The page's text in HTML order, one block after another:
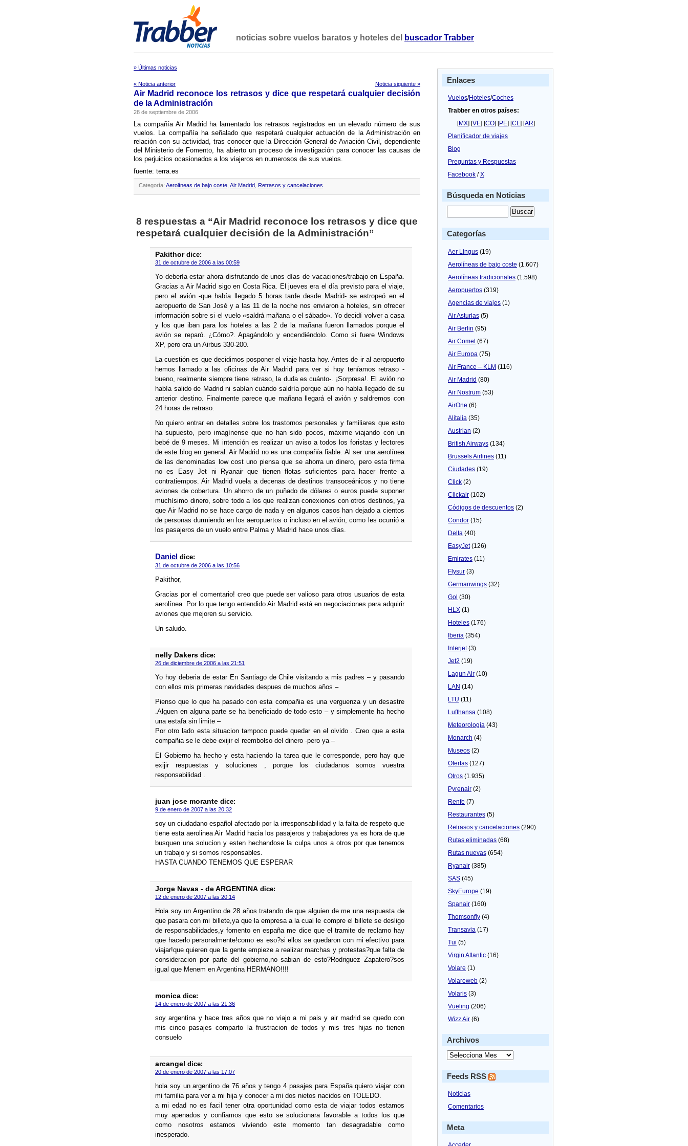
noticias sobre vuelos baratos y hoteles del buscador Trabber
» Últimas noticias
« Noticia anterior Noticia siguiente »
Air Madrid reconoce los retrasos y dice que respetará cualquier decisión
de la Administración
28 de septiembre de 2006
La compañí­a Air Madrid ha lamentado los retrasos registrados en un elevado número de sus
vuelos. La compañí­a ha señalado que respetará cualquier actuación de la Administración en
relación con su actividad, tras conocer que la Dirección General de Aviación Civil, dependiente
del Ministerio de Fomento, ha abierto un proceso de investigación para conocer las causas de
los perjuicios ocasionados a los viajeros en numerosos de sus vuelos.
fuente: terra.es
Categoría: Aerolíneas de bajo coste Air Madrid Retrasos y cancelaciones
8 respuestas a “Air Madrid reconoce los retrasos y dice que
respetará cualquier decisión de la Administración”
Pakithordice:
31 de octubre de 2006 a las 00:59
Yo deberí­a estar ahora disfrutando de unos dí­as de vacaciones/trabajo en España.
Gracias a Air Madrid sigo en Costa Rica. El jueves era el dí­a previsto para el viaje,
pero el avión -que habí­a llegado 5 horas tarde desde Madrid- se estropeó en el
aeropuerto de San José y a las 11 de la noche nos enviaron a hoteles, sin ofrecer
información sobre si el vuelo «saldrá mañana o el sábado». Yo decidí­ volver a casa
y los que iban para los hoteles a las 2 de la mañana fueron llamados porque el
avión se reparó. ¿Cómo?. Apagándolo y encendiéndolo. Como si fuere Windows
XP, pero era un Airbus 330-200.
La cuestión es que decidimos posponer el viaje hasta hoy. Antes de ir al aeropuerto
hemos llamado a las oficinas de Air Madrid para ver si hoy tení­amos retraso -
bueno, realmente siempre tiene retraso, la duda es cuánto-. ¡Sorpresa!. El avión no
habí­a salido de Madrid ni sabí­an cuándo saldrí­a porque aún no habí­a llegado de su
anterior destino. Finalmente parece que mañana llegará el avión y saldremos con
24 horas de retraso.
No quiero entrar en detalles sobre los trastornos personales y familiares que esto
ha supuesto, pero imagí­nense que no han sido pocos, máxime viajando con un
bebé de 9 meses. Mi intención es realizar un aviso a todos los foristas y lectores
de este blog en general: Air Madrid no es una compañí­a fiable. Al ser una aerolí­nea
de las denominadas low cost uno piensa que se ahorra un dinero, pero esta firma
no es Easy Jet ni Ryanair que tienen flotas suficientes para hacer frente a
contratiempos. Air Madrid vuela a decenas de destinos transoceánicos y no tiene
aviones de cobertura. Un ahorro de un puñado de dólares o euros puede suponer
muchí­simo dinero, sobre todo a los que realizan conexiones con otros destinos, ya
que Air Madrid no se hace cargo de nada y en algunos casos han dejado a cientos
de personas durmiendo en los aeropuertos o incluso en el avión, como les ocurrió a
los pasajeros de un vuelo entre Palma y Madrid hace unos dí­as.
Daniel dice:
31 de octubre de 2006 a las 10:56
Pakithor,
Gracias por el comentario! creo que puede ser valioso para otros usuarios de esta
aerolí­nea. Por lo que tengo entendido Air Madrid está en negociaciones para adquirir
aviones que mejoren su servicio.
Un saludo.
nelly Dakers dice:
26 de diciembre de 2006 a las 21:51
Yo hoy deberia de estar En Santiago de Chile visitando a mis padres – y pasando
con ellos mis primeras navidades despues de muchos años –
Pienso que lo que ha pasado con esta compañia es una verguenza y un desastre
.Alguen en alguna parte se ha beneficiado de todo esto – y simplemente ha hecho
una estafa sin limite –
Por otro lado esta situacion tampoco puede quedar en el olvido . Creo que a esta
compañia se le debe exijir el reembolso del dinero -pero ya –
El Gobierno ha hecho y esta haciendo la tarea que le corresponde, pero hay que
exijir respuestas y soluciones , porque los ciudadanos somos vuestra
responsabilidad .
juan jose morante dice:
9 de enero de 2007 a las 20:32
soy un ciudadano español afectado por la irresponsabilidad y la falta de respeto que
tiene esta aerolinea Air Madrid hacia los pasajeros y trabajadores ya es hora de que
busquen una solucion y esten hechandose la culpa unos a otros por que tenemos
un trabajo y si somos responsables.
HASTA CUANDO TENEMOS QUE ESPERAR
Jorge Navas - de ARGENTINA dice:
12 de enero de 2007 a las 20:14
Hola soy un Argentino de 28 años tratando de que alguien de me una respuesta de
que pasara con mi billete,ya que la empresa a la cual le compre el billete se desligo
de responsabilidades,y fomento en españa me dice que el tramite de reclamo hay
que hacerlo personalmente!como es eso?si ellos se quedaron con mi efectivo para
viajar!que quieren que la gente empieze a realizar marchas y protestas?que falta de
consideracion por parte del gobierno,no sabian de esto?Rodriguez Zapatero?sos
igual que Menem en Argentina HERMANO!!!!
monica dice:
14 de enero de 2007 a las 21:36
soy argentina y hace tres años que no viajo a mi pais y air madrid se quedo con
mis cinco pasajes comparto la frustracion de todos y mis tres hijas no tienen
consuelo
arcangel dice:
20 de enero de 2007 a las 17:07
hola soy un argentino de 76 años y tengo 4 pasajes para España quiero viajar con
mi familia para ver a mi hija y conocer a mi dos nietos nacidos en TOLEDO.
a mi edad no es facil tener otra oportunidad como esta de viajar todos estamos
muy apenados y confiamos que esto se solucionara favorable a todos los que
como nosotros estamos viviendo este momento tan desagradable como
inesperado.
Enlaces
Vuelos/Hoteles/Coches
Trabber en otros países:
[MX] [VE] [CO] [PE] [CL] [AR]
Planificador de viajes
Blog
Preguntas y Respuestas
Facebook /X
Búsqueda en Noticias
Categorías
Aer Lingus (19)
Aerolíneas de bajo coste (1.607)
Aerolíneas tradicionales (1.598)
Aeropuertos (319)
Agencias de viajes (1)
Air Asturias (5)
Air Berlin (95)
Air Comet(67)
Air Europa (75)
Air France – KLM (116)
Air Madrid (80)
Air Nostrum (53)
AirOne (6)
Alitalia (35)
Austrian (2)
British Airways (134)
Brussels Airlines (11)
Ciudades (19)
Click (2)
Clickair (102)
Códigos de descuentos (2)
Condor (15)
Delta (40)
EasyJet(126)
Emirates (11)
Flysur (3)
Germanwings (32)
Gol (30)
HLX (1)
Hoteles (176)
Iberia (354)
Interjet(3)
Jet2 (19)
Lagun Air (10)
LAN (14)
LTU (11)
Lufthansa (108)
Meteorologí­a (43)
Monarch (4)
Museos (2)
Ofertas (127)
Otros (1.935)
Pyrenair (2)
Renfe (7)
Restaurantes (5)
Retrasos y cancelaciones (290)
Rutas eliminadas (68)
Rutas nuevas (654)
Ryanair (385)
SAS (45)
SkyEurope (19)
Spanair (160)
Thomsonfly (4)
Transavia (17)
Tui (5)
Virgin Atlantic (16)
Volare (1)
Volareweb (2)
Volaris (3)
Vueling (206)
Wizz Air (6)
Archivos
Feeds RSS
Noticias
Comentarios
Meta